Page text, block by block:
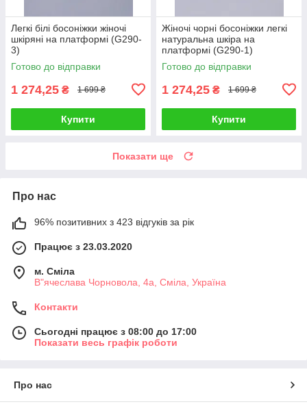
Легкі білі босоніжки жіночі
шкіряні на платформі (G290-
3)
Готово до відправки
1 274,25 ₴ 1 699 ₴
Купити
Жіночі чорні босоніжки легкі
натуральна шкіра на
платформі (G290-1)
Готово до відправки
1 274,25 ₴ 1 699 ₴
Купити
Показати ще
Про нас
96% позитивних з 423 відгуків за рік
Працює з 23.03.2020
м. Сміла
В"ячеслава Чорновола, 4а, Сміла, Україна
Контакти
Сьогодні працює з 08:00 до 17:00
Показати весь графік роботи
Про нас